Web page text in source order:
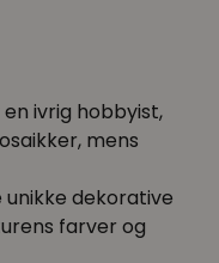
ivrig hobbyist,
mens
dekorative
farver og